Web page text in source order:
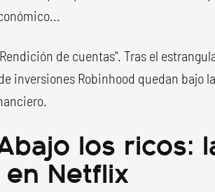
de cuentas". Tras el
inversiones Robinhood quedan bajo
los ricos:
Netflix